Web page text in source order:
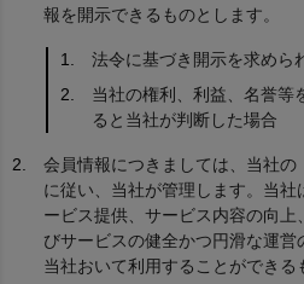
報を開示できるものとします。
法令に基づき開示を求めら
当社の権利、利益、名誉等
ると当社が判断した場合
会員情報につきましては、当社の
に従い、当社が管理します。当
ービス提供、サービス内容の向上
びサービスの健全かつ円滑な運営
当社おいて利用することができる